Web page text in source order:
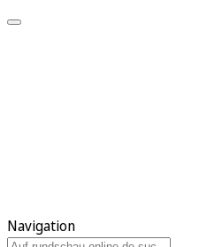
Navigation